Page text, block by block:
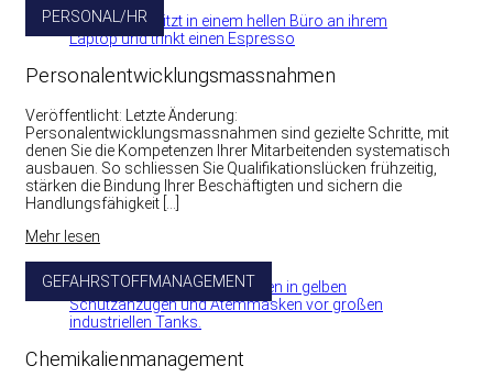
PERSONAL/HR
Personalentwicklungsmassnahmen
Veröffentlicht: Letzte Änderung:
Personalentwicklungsmassnahmen sind gezielte Schritte, mit
denen Sie die Kompetenzen Ihrer Mitarbeitenden systematisch
ausbauen. So schliessen Sie Qualifikationslücken frühzeitig,
stärken die Bindung Ihrer Beschäftigten und sichern die
Handlungsfähigkeit […]
Mehr lesen
GEFAHRSTOFFMANAGEMENT
Chemikalienmanagement